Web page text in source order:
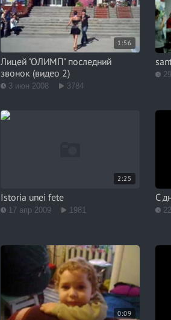
1:56
Лицей "ОЛИМП" последний
звонок (видео 2)
3 июн 2008 3784
2:25
Istoria unei fete
17 апр 2009 1981
С
0:09